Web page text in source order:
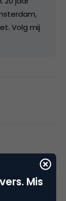
Volg mij
Mis